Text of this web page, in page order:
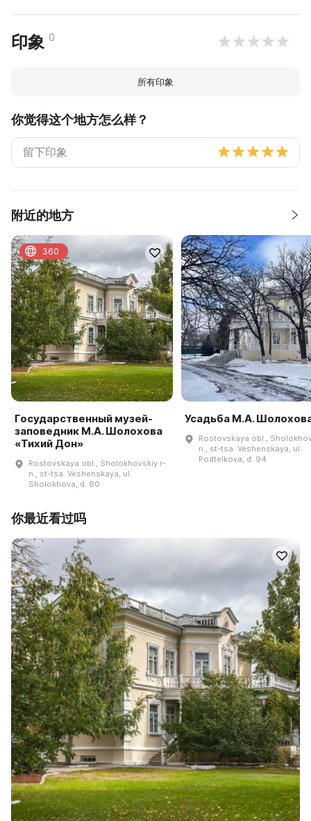
印象 0
所有印象
你觉得这个地方怎么样？
附近的地方
Государственный музей-
заповедник М.А. Шолохова
«Тихий Дон»
Rostovskaya obl., Sholokhovskiy r-
n., st-tsa. Veshenskaya, ul.
Sholokhova, d. 60
360
Усадьба М.А.
Rostovskaya obl.,
n., st-tsa. Veshenskaya, ul.
Podtelkova, d. 94
你最近看过吗